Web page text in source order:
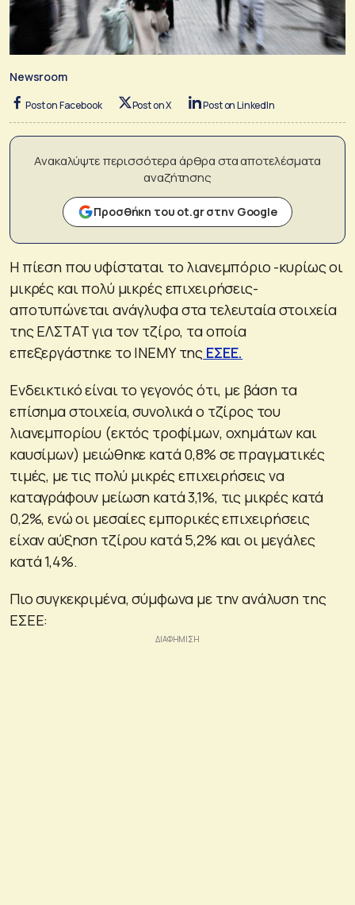
Newsroom
Post on Facebook Post on X Post on LinkedIn
Ανακαλύψτε περισσότερα άρθρα στα αποτελέσματα
αναζήτησης
Προσθήκη του ot.gr στην Google
Η πίεση που υφίσταται το λιανεμπόριο -κυρίως οι
μικρές και πολύ μικρές επιχειρήσεις-
αποτυπώνεται ανάγλυφα στα τελευταία στοιχεία
της ΕΛΣΤΑΤ για τον τζίρο, τα οποία
επεξεργάστηκε το ΙΝΕΜΥ της ΕΣΕΕ.
Ενδεικτικό είναι το γεγονός ότι, με βάση τα
επίσημα στοιχεία, συνολικά ο τζίρος του
λιανεμπορίου (εκτός τροφίμων, οχημάτων και
καυσίμων) μειώθηκε κατά 0,8% σε πραγματικές
τιμές, με τις πολύ μικρές επιχειρήσεις να
καταγράφουν μείωση κατά 3,1%, τις μικρές κατά
0,2%, ενώ οι μεσαίες εμπορικές επιχειρήσεις
είχαν αύξηση τζίρου κατά 5,2% και οι μεγάλες
κατά 1,4%.
Πιο συγκεκριμένα, σύμφωνα με την ανάλυση της
ΕΣΕΕ: